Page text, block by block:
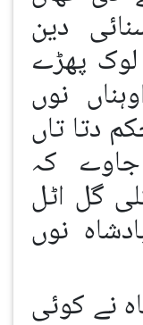
دین
لوک پھڑے
نوں
دتا تاں
کہ
گل اٹل
نوں
نے کوئی